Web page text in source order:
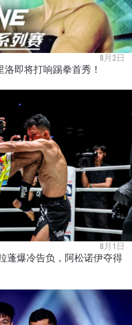
8月2日
即将打响踢拳首秀！
8月1日
蓬爆冷告负，阿松诺伊夺得